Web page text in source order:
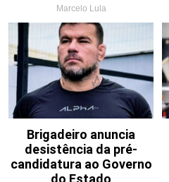
Marcelo Lula
Brigadeiro anuncia
desistência da pré-
candidatura ao Governo
do Estado